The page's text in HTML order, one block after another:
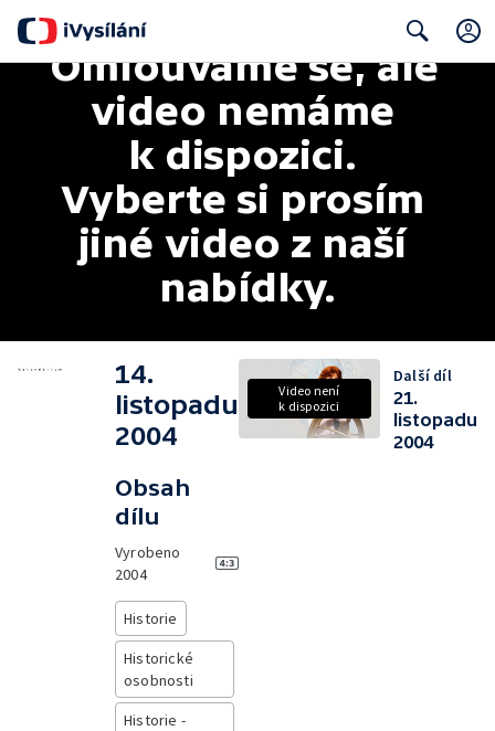
Search
Omlouváme se, ale
video nemáme
k dispozici.
Vyberte si prosím
jiné video z naší
nabídky.
14.
listopadu
2004
Obsah
dílu
Vyrobeno
2004
Historie
Historické
osobnosti
Historie -
Video není
k dispozici
Další díl
21.
listopadu
2004